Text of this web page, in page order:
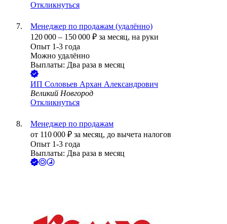
Откликнуться
Менеджер по продажам (удалённо)
120 000 – 150 000 ₽ за месяц, на руки
Опыт 1-3 года
Можно удалённо
Выплаты: Два раза в месяц
ИП Соловьев Архан Александрович
Великий Новгород
Откликнуться
Менеджер по продажам
от 110 000 ₽ за месяц, до вычета налогов
Опыт 1-3 года
Выплаты: Два раза в месяц